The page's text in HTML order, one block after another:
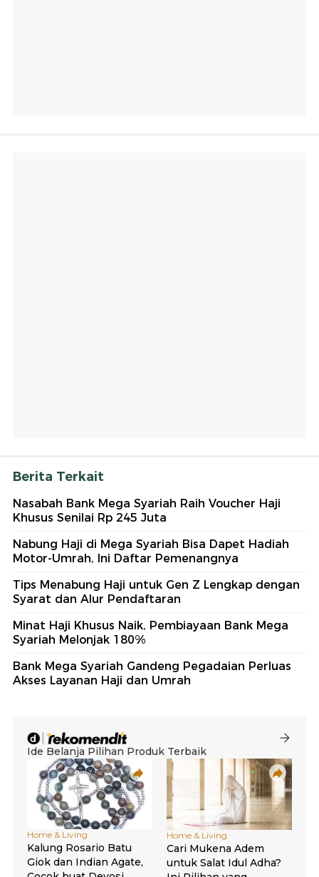
Berita Terkait
Nasabah Bank Mega Syariah Raih Voucher Haji
Khusus Senilai Rp 245 Juta
Nabung Haji di Mega Syariah Bisa Dapet Hadiah
Motor-Umrah, Ini Daftar Pemenangnya
Tips Menabung Haji untuk Gen Z Lengkap dengan
Syarat dan Alur Pendaftaran
Minat Haji Khusus Naik, Pembiayaan Bank Mega
Syariah Melonjak 180%
Bank Mega Syariah Gandeng Pegadaian Perluas
Akses Layanan Haji dan Umrah